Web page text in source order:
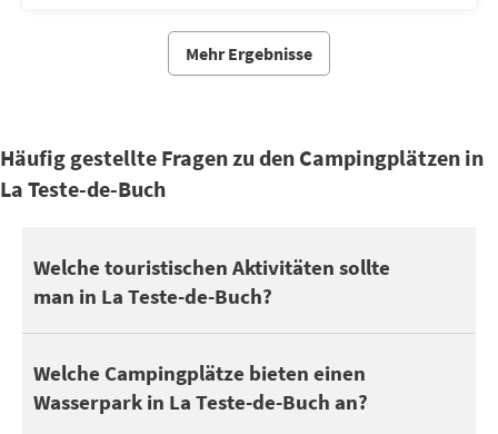
Mehr Ergebnisse
Häufig gestellte Fragen zu den Campingplätzen in
La Teste-de-Buch
Welche touristischen Aktivitäten sollte
man in La Teste-de-Buch?
La Teste-de-Buch befindet sich in der Nähe von Bassin
Sie können auch ihren Urlaub in La Teste-de-Buch nutzen, um
Entdecken Sie auf der Naturseite Grand Site de la Dune du
Um mit den Kindern auszugehen, nutzen Sie die Attraktionen
Welche Campingplätze bieten einen
Wasserpark in La Teste-de-Buch an?
5 Campingplätze in La Teste-de-Buch verfügen über einen